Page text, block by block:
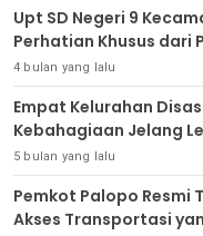
Upt SD Negeri 9
Perhatian Khusus dari
4 bulan yang lalu
Empat Kelurahan
Kebahagiaan Jelang
5 bulan yang lalu
Pemkot Palopo Resmi
Akses Transportasi